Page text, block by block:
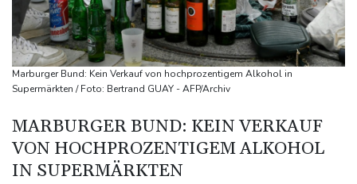
Flughafen zurück
US-Berufungsgericht bestätigt Aussetzung von Trumps
umstrittenen Ballsaal-Plänen
Nach Andrang auf Ceuta: Spanien und Italien streiten über
Grenzkontrollen
Niewiadoma fährt am Mont Ventoux ins Gelbe Trikot
Trumps umstrittener Justizminister Blanche kurz vor der
Bestätigung im Senat
Marburger Bund: Kein Verkauf von hochprozentigem Alkohol in
Supermärkten / Foto: Bertrand GUAY - AFP/Archiv
MARBURGER BUND: KEIN VERKAUF
VON HOCHPROZENTIGEM ALKOHOL
IN SUPERMÄRKTEN